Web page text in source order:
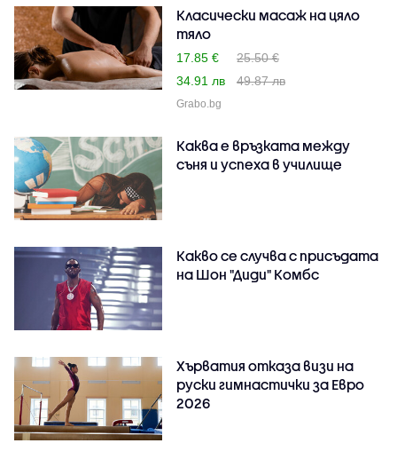
Класически масаж на цяло
тяло
17.85 €
25.50 €
34.91 лв
49.87 лв
Grabo.bg
Каква е връзката между
съня и успеха в училище
Какво се случва с присъдата
на Шон "Диди" Комбс
Хърватия отказа визи на
руски гимнастички за Евро
2026